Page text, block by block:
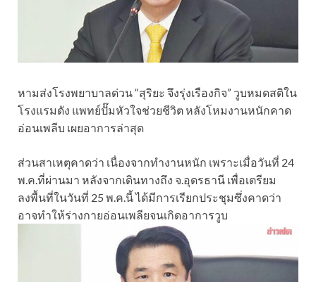
หามส่งโรงพยาบาลด่วน “สุริยะ จึงรุ่งเรืองกิจ” วูบหมดสติใน
โรงแรมดัง แพทย์ปั๊มหัวใจช่วยชีวิต หลังโหมงานหนักคาด
อ่อนเพลีบ เผยอาการล่าสุด
ส่วนสาเหตุคาดว่า เนื่องจากทำงานหนัก เพราะเมื่อวันที่ 24
พ.ค.ที่ผ่านมา หลังจากเดินทางถึง จ.อุดรธานี เพื่อเตรียม
ลงพื้นที่ในวันที่ 25 พ.ค.นี้ ได้มีการเรียกประชุมซึ่งคาดว่า
อาจทำให้ร่างกายอ่อนเพลียจนเกิดอาการวูบ